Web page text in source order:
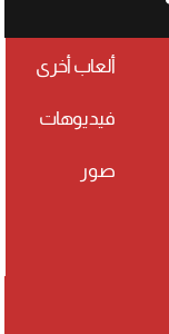
ألعاب أخرى
فيديوهات
صور